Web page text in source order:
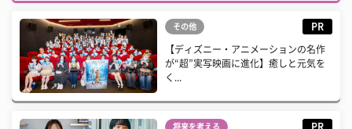
その他 PR
【ディズニー・アニメーションの名作
が“超”実写映画に進化】癒しと元気を
く...
将来を考える PR